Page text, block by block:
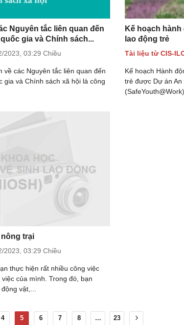
Nguyên tắc liên quan đến
gia và Chính sách...
2023, 03:29 Chiều
về các Nguyên tắc liên quan đến
gia và Chính sách xã hội là công
Kế hoạch
lao động trẻ
Tài liệu từ CIS-
Kế hoạch Hành
trẻ được Dự án
trại
2023, 03:29 Chiều
thực hiện rất nhiều công việc
của mình. Trong đó, bạn
vật,...
4 5 6 7 8 … 23